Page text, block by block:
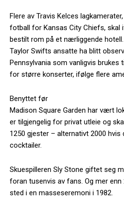
Flere av Travis Kelces
fotball for Kansas City Chiefs, skal
bestilt rom på et nærliggende
Taylor Swifts ansatte ha blitt
Pennsylvania som vanligvis brukes
for større konserter, ifølge flere
Benyttet før
Madison Square Garden har vært
er tilgjengelig for privat utleie og
1250 gjester – alternativt 2000 hvis
cocktailer.
Skuespilleren Sly Stone giftet seg
foran tusenvis av fans. Og mer
sted i en masseseremoni i 1982.